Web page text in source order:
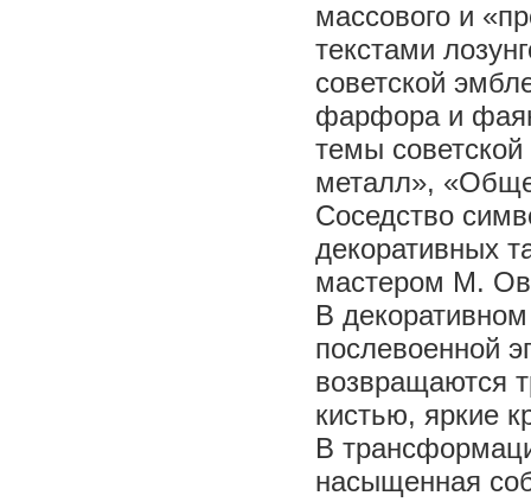
массового и
текстами
советской
фарфора и
темы
металл»,
Соседство
декоративных
мастером М.
В
послевоенной
возвращаются
кистью, яркие
В
насыщенная